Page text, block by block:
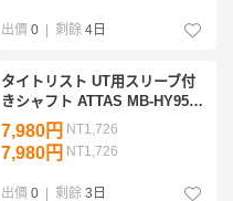
出價 0 | 剩餘 4日
タイトリスト UT用スリーブ付
きシャフト ATTAS MB-HY95
(X)
7,980円 NT1,726
7,980円 NT1,726
出價 0 | 剩餘 3日